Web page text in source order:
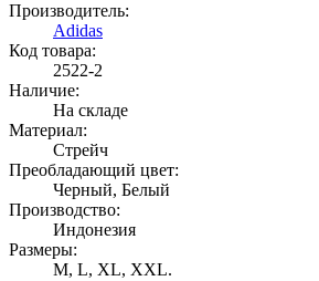
Производитель:
Adidas
Код товара:
2522-2
Наличие:
На складе
Материал:
Стрейч
Преобладающий цвет:
Черный, Белый
Производство:
Индонезия
Размеры:
M, L, XL, XXL.